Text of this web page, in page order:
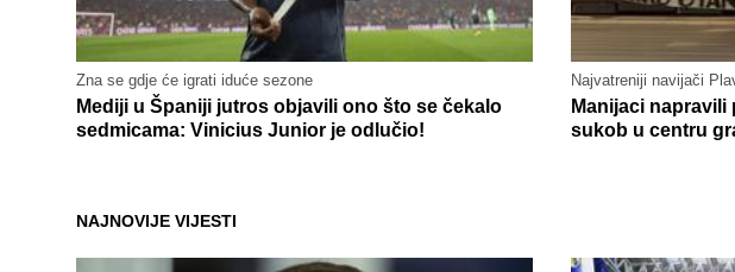
Zna se gdje će igrati iduće sezone
Mediji u Španiji jutros objavili ono što se čekalo
sedmicama: Vinicius Junior je odlučio!
Najvatreniji navijači
Manijaci
sukob u centru
NAJNOVIJE VIJESTI